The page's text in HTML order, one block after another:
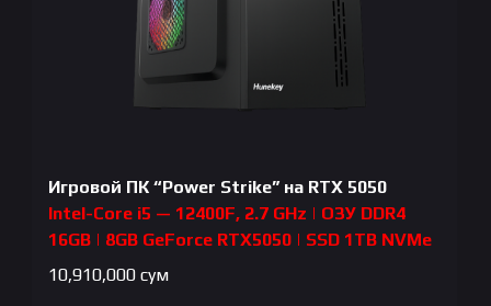
Игровой ПК “Power Strike” на RTX 5050
Intel-Core i5 — 12400F, 2.7 GHz | ОЗУ DDR4
16GB | 8GB GeForce RTX5050 | SSD 1TB NVMe
10,910,000 сум